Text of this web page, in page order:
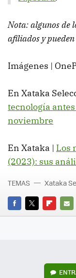
Nota: algunos de
afiliados y
Imágenes |
En Xataka
tecnología
noviembre
En Xataka | Los
(2023): sus
FACEBOOK
TWITTER
E-
TEMAS Xataka